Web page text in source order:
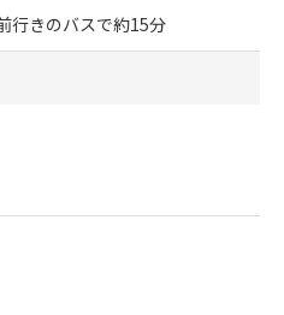
行きのバスで約15分